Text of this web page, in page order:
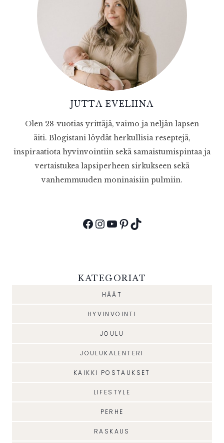
JUTTA EVELIINA
Olen 28-vuotias yrittäjä, vaimo ja neljän lapsen
äiti. Blogistani löydät herkullisia reseptejä,
inspiraatiota hyvinvointiin sekä samaistumispintaa ja
vertaistukea lapsiperheen sirkukseen sekä
vanhemmuuden moninaisiin pulmiin.
Facebook
Instagram
YouTube
Pinterest
TikTok
KATEGORIAT
HÄÄT
HYVINVOINTI
JOULU
JOULUKALENTERI
KAIKKI POSTAUKSET
LIFESTYLE
PERHE
RASKAUS